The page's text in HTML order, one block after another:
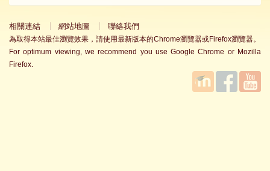
相關連結 網站地圖 聯絡我們
為取得本站最佳瀏覽效果，請使用最新版本的Chrome瀏覽器或Firefox瀏覽器。
For optimum viewing, we recommend you use Google Chrome or Mozilla
Firefox.